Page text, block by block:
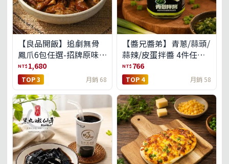
【良品開飯】追劇無骨
鳳爪6包任選-招牌原味/
濃濃蒜香/過癮麻辣(免運
組)
NT$ 1,680
TOP 3 月銷 68
【醬兄醬弟】青蔥/蒜頭/
蒜辣/皮蛋拌醬 4件任選
(免運組)
NT$ 766
TOP 4 月銷 58